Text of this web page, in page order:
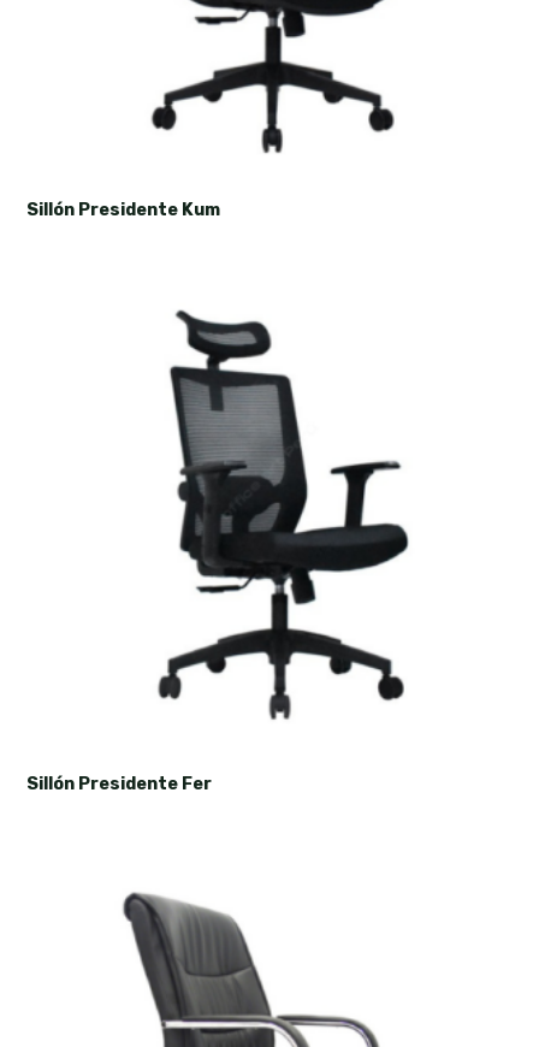
Sillón Presidente Kum
Sillón Presidente Fer